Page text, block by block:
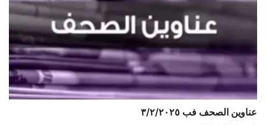
عناوين الصحف فب ٣/٢/٢٠٢٥